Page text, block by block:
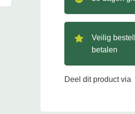
Veilig
betalen
Deel dit product via